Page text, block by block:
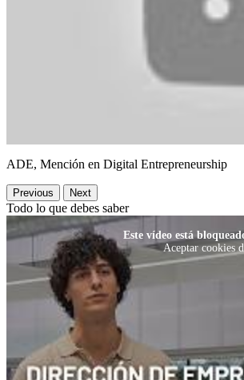
ADE, Mención en Digital Entrepreneurship
Previous Next
Todo lo que debes saber
Este vídeo está
Aceptar cookies